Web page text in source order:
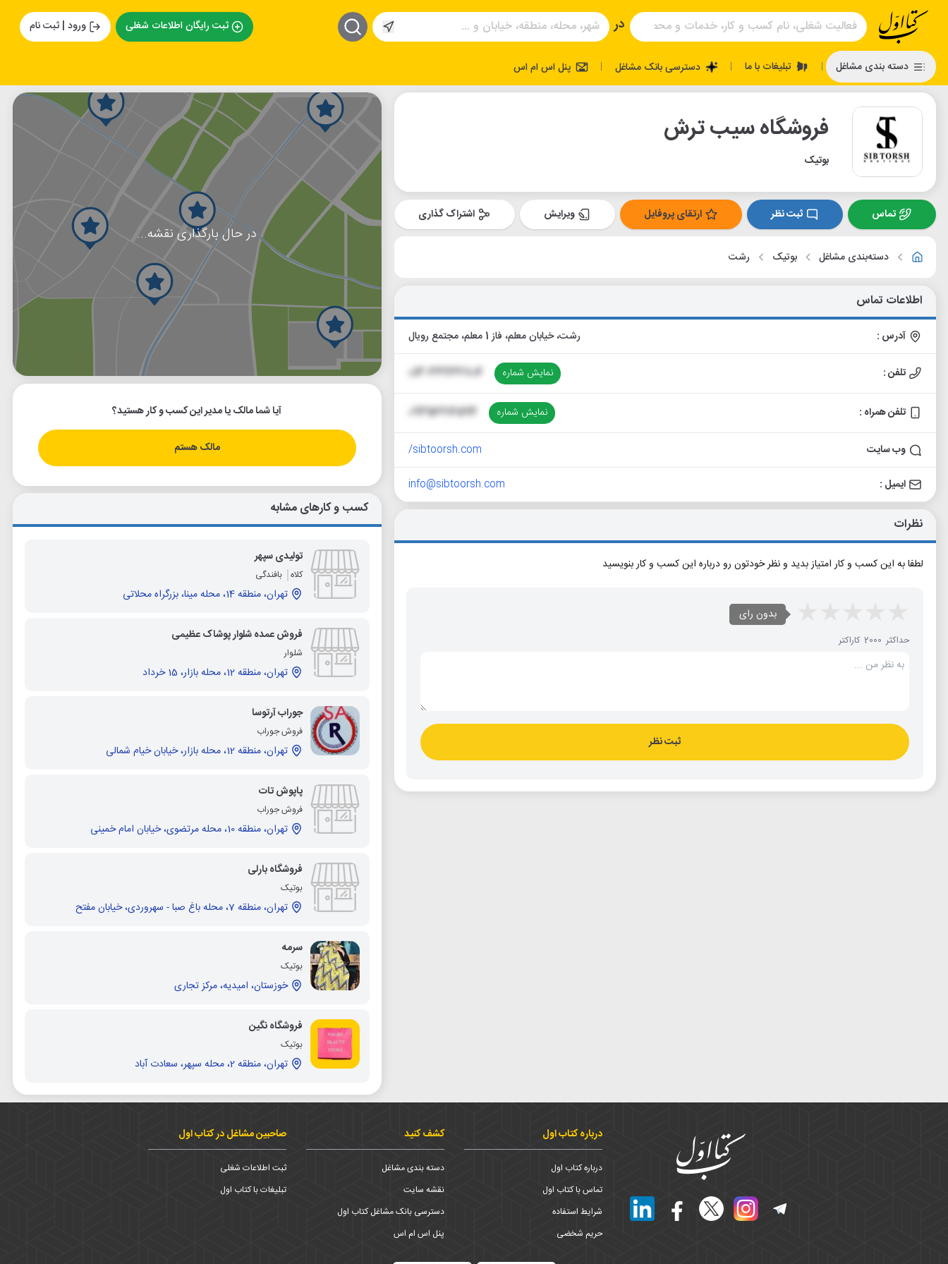
در ثبت رایگان اطلاعات شغلی ورود | ثبت نام
دسته بندی مشاغل | تبلیغات با ما | دسترسی بانک مشاغل | پنل اس ام اس
فروشگاه سیب ترش
بوتیک
تماس ثبت نظر ارتقای پروفایل ویرایش اشتراک گذاری
دسته‌بندی مشاغل بوتیک رشت
اطلاعات تماس
آدرس : رشت، خیابان معلم، فاز 1 معلم، مجتمع رویال
تلفن : نمایش شماره 013-33236704
تلفن همراه : نمایش شماره 09356616594
وب سایت sibtoorsh.com/
ایمیل : info@sibtoorsh.com
نظرات
لطفا به این کسب و کار امتیاز بدید و نظر خودتون رو درباره این کسب و کار بنویسید
بدون رای
حداکثر 2000 کاراکتر
ثبت نظر
در حال بارگذاری نقشه...
آیا شما مالک یا مدیر این کسب و کار هستید؟
مالک هستم
کسب و کارهای مشابه
تولیدی سپهر
کلاه بافندگی
تهران، منطقه 14، محله مینا، بزرگراه محلاتی
فروش عمده شلوار پوشاک عظیمی
شلوار
تهران، منطقه 12، محله بازار، 15 خرداد
جوراب آرتوسا
فروش جوراب
تهران، منطقه 12، محله بازار، خیابان خیام شمالی
پاپوش تات
فروش جوراب
تهران، منطقه 10، محله مرتضوی، خیابان امام خمینی
فروشگاه بارلی
بوتیک
تهران، منطقه 7، محله باغ صبا - سهروردی، خیابان مفتح
سرمه
بوتیک
خوزستان، امیدیه، مرکز تجاری
فروشگاه نگین
بوتیک
تهران، منطقه 2، محله سپهر، سعادت آباد
درباره کتاب اول
درباره کتاب اول
تماس با کتاب اول
شرایط استفاده
حریم شخضی
کشف کنید
دسته بندی مشاغل
نقشه سایت
دسترسی بانک مشاغل کتاب اول
پنل اس ام اس
صاحبین مشاغل در کتاب اول
ثبت اطلاعات شغلی
تبلیغات با کتاب اول